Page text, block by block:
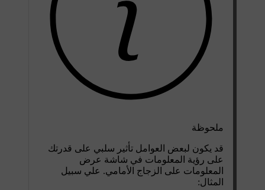
ملحوظة
قد يكون لبعض العوامل تأثير سلبي على قدرتك
على رؤية المعلومات في شاشة عرض
المعلومات على الزجاج الأمامي. علي سبيل
المثال: